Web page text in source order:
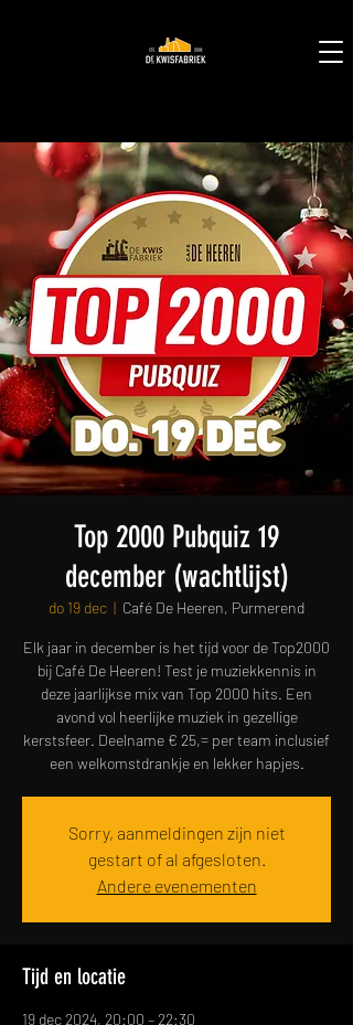
Top 2000 Pubquiz 19
december (wachtlijst)
do 19 dec
  |
Café De Heeren, Purmerend
Elk jaar in december is het tijd voor de Top2000
bij Café De Heeren! Test je muziekkennis in
deze jaarlijkse mix van Top 2000 hits. Een
avond vol heerlijke muziek in gezellige
kerstsfeer. Deelname € 25,= per team inclusief
een welkomstdrankje en lekker hapjes.
Sorry, aanmeldingen zijn niet
gestart of al afgesloten.
Andere evenementen
Tijd en locatie
19 dec 2024, 20:00 – 22:30